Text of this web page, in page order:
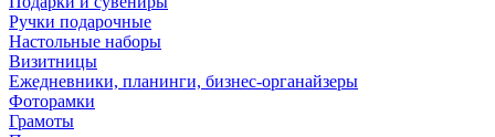
Ручки подарочные
Настольные наборы
Визитницы
Ежедневники, планинги, бизнес-органайзеры
Фоторамки
Грамоты